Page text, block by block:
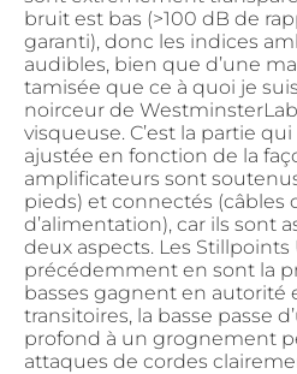
bruit est bas (>100 dB de
garanti), donc les indices
audibles, bien que d’une
tamisée que ce à quoi je
noirceur de
visqueuse. C’est la partie
ajustée en fonction de la
amplificateurs sont
pieds) et connectés (câbles
d’alimentation), car ils sont
deux aspects. Les
précédemment en sont la
basses gagnent en autorité
transitoires, la basse passe
profond à un grognement
attaques de cordes